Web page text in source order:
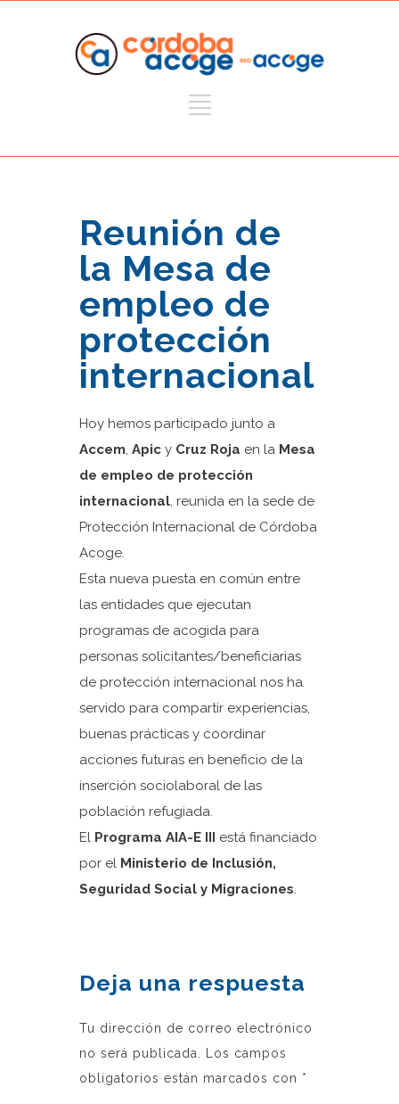
Reunión de
la Mesa de
empleo de
protección
internacional
Hoy hemos participado junto a
Accem, Apic y Cruz Roja en la Mesa
de empleo de protección
internacional, reunida en la sede de
Protección Internacional de Córdoba
Acoge.
Esta nueva puesta en común entre
las entidades que ejecutan
programas de acogida para
personas solicitantes/beneficiarias
de protección internacional nos ha
servido para compartir experiencias,
buenas prácticas y coordinar
acciones futuras en beneficio de la
inserción sociolaboral de las
población refugiada.
El Programa AIA-E III está financiado
por el Ministerio de Inclusión,
Seguridad Social y Migraciones.
Deja una respuesta
Tu dirección de correo electrónico
no será publicada.
Los campos
obligatorios están marcados con *